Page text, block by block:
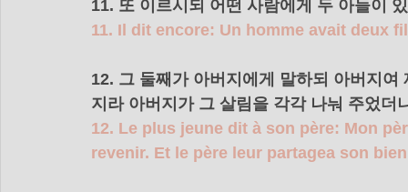
11. 또 이르시되 어떤 사람에게 두 아들이
11. Il dit encore: Un homme avait deux
12. 그 둘째가 아버지에게 말하되 아버지
지라 아버지가 그 살림을 각각 나눠 주었더
12. Le plus jeune dit à son père: Mon
revenir. Et le père leur partagea son